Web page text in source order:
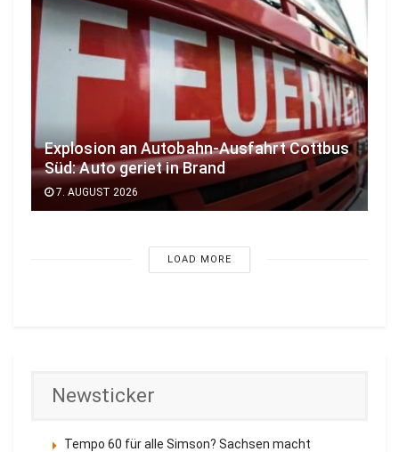
Explosion an Autobahn-Ausfahrt Cottbus
Süd: Auto geriet in Brand
7. AUGUST 2026
LOAD MORE
Newsticker
Tempo 60 für alle Simson? Sachsen macht